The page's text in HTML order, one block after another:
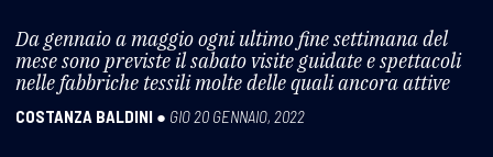
Da gennaio a maggio ogni ultimo fine settimana del
mese sono previste il sabato visite guidate e spettacoli
nelle fabbriche tessili molte delle quali ancora attive
COSTANZA BALDINI ● GIO 20 GENNAIO, 2022